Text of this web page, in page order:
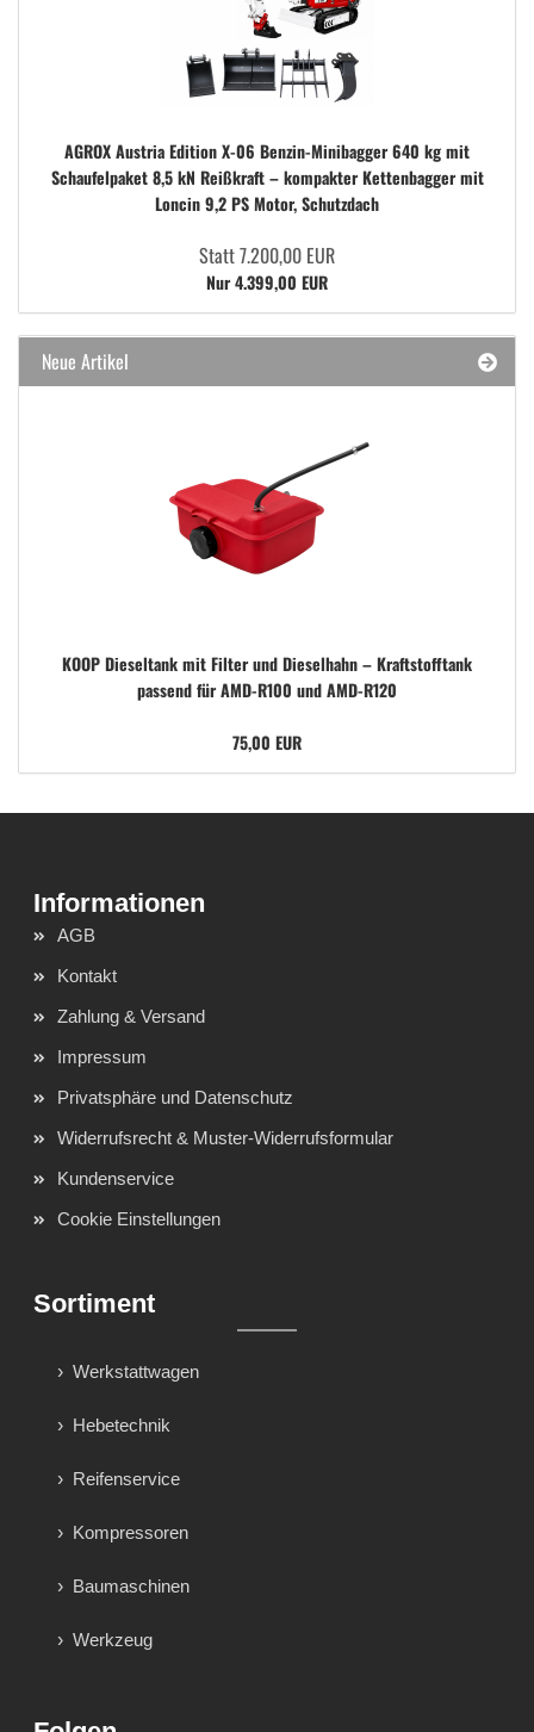
AGROX Austria Edition X-06 Benzin-Minibagger 640 kg mit
Schaufelpaket 8,5 kN Reißkraft – kompakter Kettenbagger mit
Loncin 9,2 PS Motor, Schutzdach
Statt 7.200,00 EUR
Nur 4.399,00 EUR
Neue Artikel
KOOP Dieseltank mit Filter und Dieselhahn – Kraftstofftank
passend für AMD-R100 und AMD-R120
75,00 EUR
AGB
Kontakt
Zahlung & Versand
Impressum
Privatsphäre und Datenschutz
Widerrufsrecht & Muster-Widerrufsformular
Kundenservice
Cookie Einstellungen
Sortiment
Werkstattwagen
Hebetechnik
Reifenservice
Kompressoren
Baumaschinen
Werkzeug